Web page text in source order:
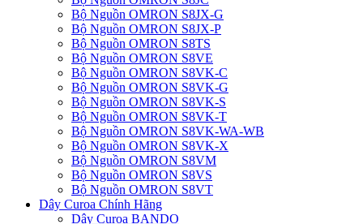
Bộ Nguồn OMRON S8JX-G
Bộ Nguồn OMRON S8JX-P
Bộ Nguồn OMRON S8TS
Bộ Nguồn OMRON S8VE
Bộ Nguồn OMRON S8VK-C
Bộ Nguồn OMRON S8VK-G
Bộ Nguồn OMRON S8VK-S
Bộ Nguồn OMRON S8VK-T
Bộ Nguồn OMRON S8VK-WA-WB
Bộ Nguồn OMRON S8VK-X
Bộ Nguồn OMRON S8VM
Bộ Nguồn OMRON S8VS
Bộ Nguồn OMRON S8VT
Dây Curoa Chính Hãng
Dây Curoa BANDO